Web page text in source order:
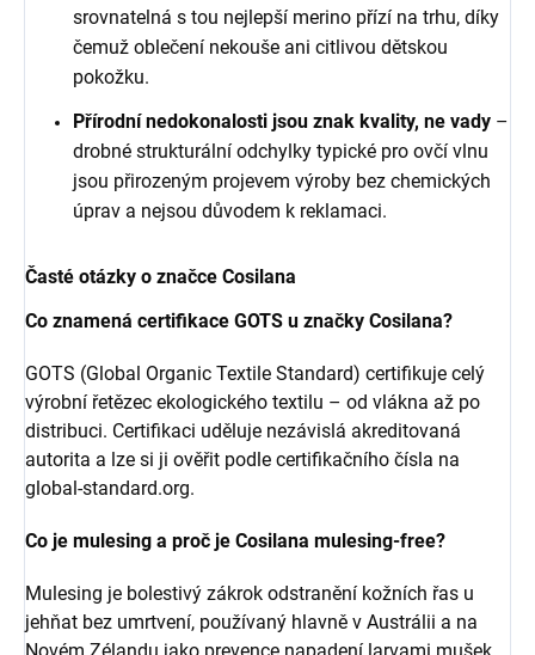
srovnatelná s tou nejlepší merino přízí na trhu, díky
čemuž oblečení nekouše ani citlivou dětskou
pokožku.
Přírodní nedokonalosti jsou znak kvality, ne vady –
drobné strukturální odchylky typické pro ovčí vlnu
jsou přirozeným projevem výroby bez chemických
úprav a nejsou důvodem k reklamaci.
Časté otázky o značce Cosilana
Co znamená certifikace GOTS u značky Cosilana?
GOTS (Global Organic Textile Standard) certifikuje celý
výrobní řetězec ekologického textilu – od vlákna až po
distribuci. Certifikaci uděluje nezávislá akreditovaná
autorita a lze si ji ověřit podle certifikačního čísla na
global-standard.org.
Co je mulesing a proč je Cosilana mulesing-free?
Mulesing je bolestivý zákrok odstranění kožních řas u
jehňat bez umrtvení, používaný hlavně v Austrálii a na